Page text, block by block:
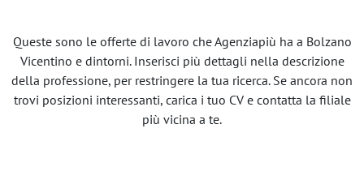
Queste sono le offerte di lavoro che Agenziapiù ha a Bolzano
Vicentino e dintorni. Inserisci più dettagli nella descrizione
della professione, per restringere la tua ricerca. Se ancora non
trovi posizioni interessanti, carica i tuo CV e contatta la filiale
più vicina a te.